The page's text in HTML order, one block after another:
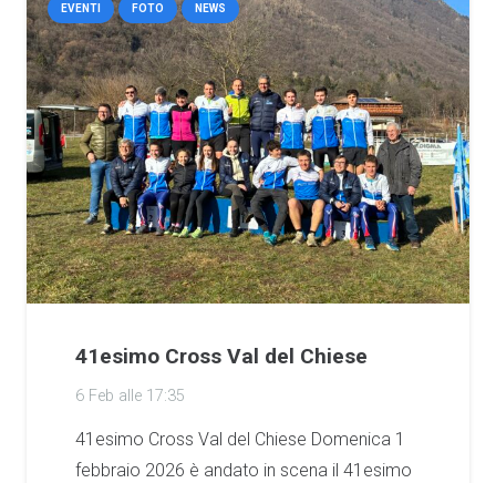
EVENTI FOTO NEWS
41esimo Cross Val del Chiese
6 Feb alle 17:35
41esimo Cross Val del Chiese Domenica 1
febbraio 2026 è andato in scena il 41esimo